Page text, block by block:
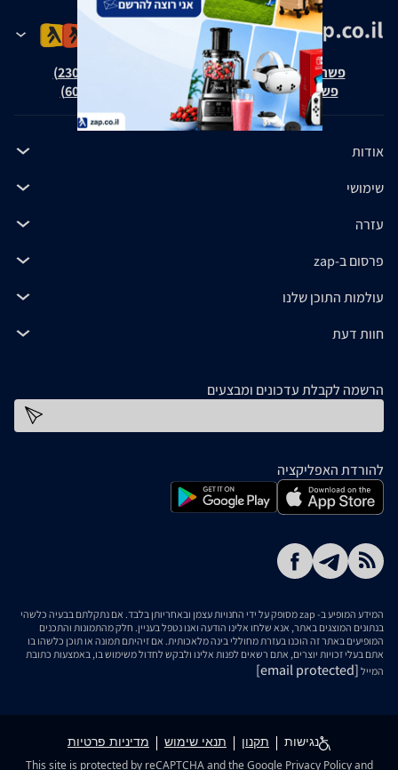
פשרה בת"צ אבנצ'יק נ' זאפ גרופ (ת"צ 23008-08-20)
פשרה בת"צ כהנים נ' זאפ גרופ (ת"צ 60371-12-19)
אודות
שימושי
עזרה
פרסום ב-zap
עולמות התוכן שלנו
חוות דעת
הרשמה לקבלת עדכונים ומבצעים
להורדת האפליקציה
המידע המופיע ב- zap מסופק על ידי החנויות עצמן ובאחריותן בלבד. אם נתקלתם בבעיה כלשהי
בנתונים המוצגים באתר, אנא שלחו אלינו הודעה ואנו נטפל בעניין. חלק מהתמונות והתכנים
המופיעים באתר זה הוכנו בעזרת מחוללי בינה מלאכותית. אם זיהיתם תמונה או תוכן כלשהו בו
אתם בעלי זכויות יוצרים, אתם רשאים לפנות אלינו ולבקש לחדול משימוש בו, באמצעות כתובת
המייל [email protected]
נגישות תקנון תנאי שימוש מדיניות פרטיות
This site is protected by reCAPTCHA and the Google Privacy Policyand